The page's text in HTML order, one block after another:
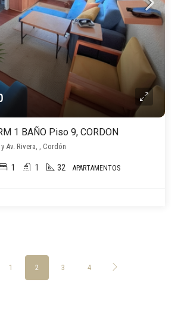
1 BAÑO Piso 9, CORDON
Av. Rivera, , Cordón
1 1 32 APARTAMENTOS
1 2 3 4